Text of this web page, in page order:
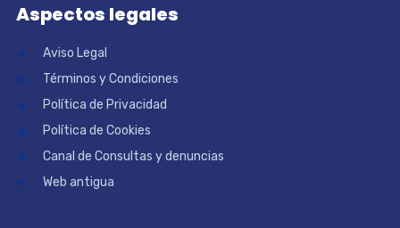
Aspectos legales
Aviso Legal
Términos y Condiciones
Política de Privacidad
Política de Cookies
Canal de Consultas y denuncias
Web antigua